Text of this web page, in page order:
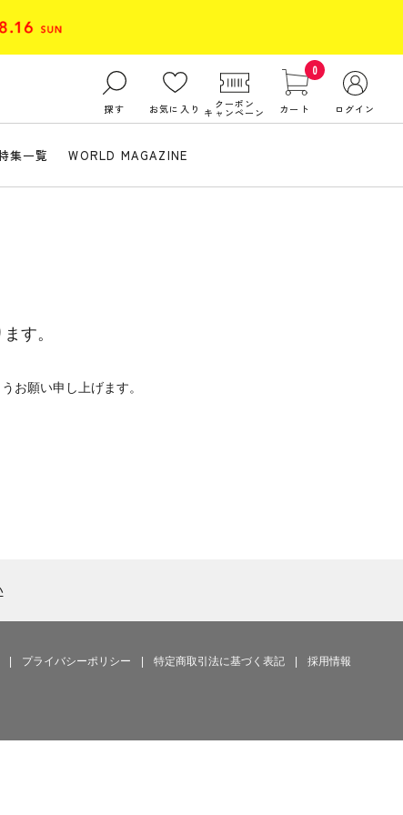
探す お気に入り クーポン
キャンペーン
0
カート ログイン
集一覧 WORLD MAGAZINE
す。
お願い申し上げます。
プライバシーポリシー 特定商取引法に基づく表記 採用情報